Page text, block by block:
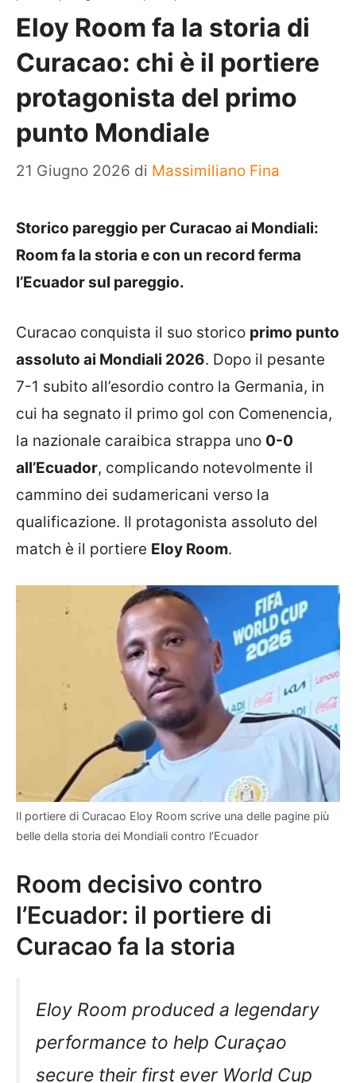
Eloy Room fa la storia di
Curacao: chi è il portiere
protagonista del primo
punto Mondiale
21 Giugno 2026 di Massimiliano Fina
Storico pareggio per Curacao ai Mondiali:
Room fa la storia e con un record ferma
l’Ecuador sul pareggio.
Curacao conquista il suo storico primo punto
assoluto ai Mondiali 2026. Dopo il pesante
7-1 subito all’esordio contro la Germania, in
cui ha segnato il primo gol con Comenencia,
la nazionale caraibica strappa uno 0-0
all’Ecuador, complicando notevolmente il
cammino dei sudamericani verso la
qualificazione. Il protagonista assoluto del
match è il portiere Eloy Room.
Il portiere di Curacao Eloy Room scrive una delle pagine più
belle della storia dei Mondiali contro l’Ecuador
Room decisivo contro
l’Ecuador: il portiere di
Curacao fa la storia
Eloy Room produced a legendary
performance to help Curaçao
secure their first ever World Cup